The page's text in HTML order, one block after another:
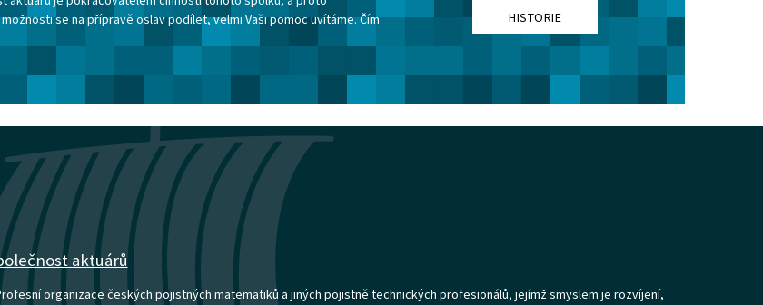
se na přípravě oslav podílet, velmi Vaši pomoc uvítáme. Čím
HISTORIE
aktuárů
organizace českých pojistných matematiků a jiných pojistně technických profesionálů, jejímž smyslem je rozvíjení,